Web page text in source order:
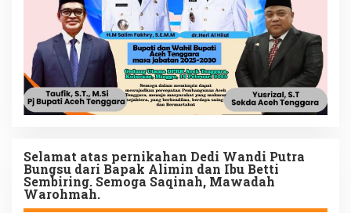
Selamat atas pernikahan Dedi Wandi Putra
Bungsu dari Bapak Alimin dan Ibu Betti
Sembiring. Semoga Saqinah, Mawadah
Warohmah.